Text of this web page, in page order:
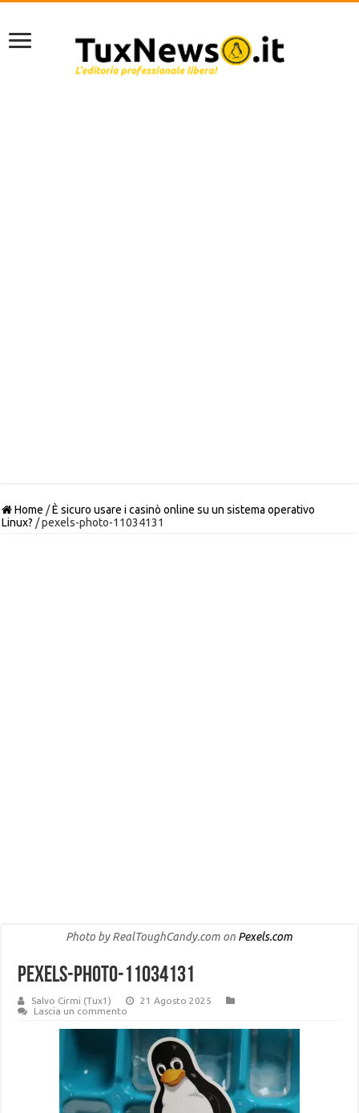
Home /È sicuro usare i casinò online su un sistema operativo
Linux? /pexels-photo-11034131
Photo by RealToughCandy.com on Pexels.com
pexels-photo-11034131
Salvo Cirmi (Tux1)
21 Agosto 2025
Lascia un commento